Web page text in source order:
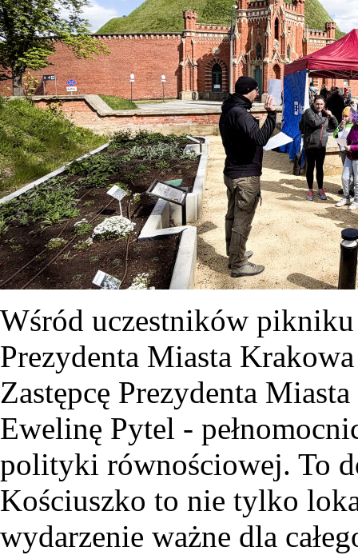
Wśród uczestników
Prezydenta Miasta
Zastępcę Prezydenta
Ewelinę Pytel -
polityki równościowej. To
Kościuszko to nie tylko
wydarzenie ważne dla